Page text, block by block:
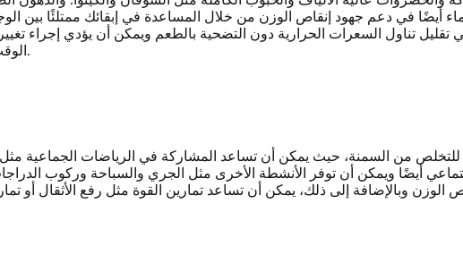
أيضًا في دعم جهود إنقاص الوزن من خلال المساعدة في إبقائك ممتلئًا بين
تناول السعرات الحرارية دون التضحية بالطعم ويمكن أن يؤدي إجراء
الوقت والمساعدة في نمط حياة أكثر صحة بشكل عام.
من السمنة، حيث يمكن أن تساعد المشاركة في الرياضات الجماعية مثل
أيضًا ويمكن أن توفر الأنشطة الأخرى مثل الجري والسباحة وركوب
وبالإضافة إلى ذلك، يمكن أن تساعد تمارين القوة مثل رفع الأثقال أو